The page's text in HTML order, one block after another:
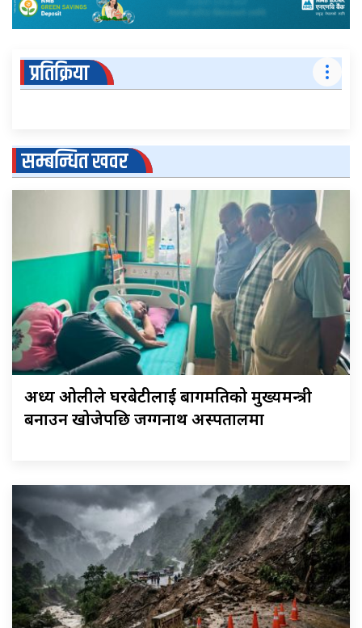
प्रतिक्रिया
सम्बन्धित खवर
अध्यक्ष ओलीले घरबेटीलाई बागमतिको मुख्यमन्त्री
बनाउन खोजेपछि जग्गनाथ अस्पतालमा